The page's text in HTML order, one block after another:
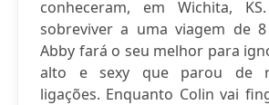
conheceram, em Wichita,
sobreviver a uma viagem de
Abby fará o seu melhor para
alto e sexy que parou de
ligações. Enquanto Colin vai